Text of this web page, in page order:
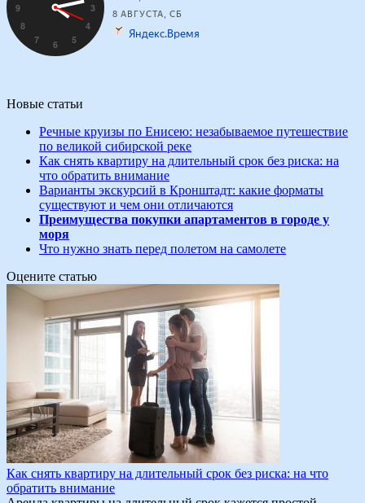
Новые статьи
Речные круизы по Енисею: незабываемое путешествие
по великой сибирской реке
Как снять квартиру на длительный срок без риска: на
что обратить внимание
Варианты экскурсий в Кронштадт: какие форматы
существуют и чем они отличаются
Преимущества покупки апартаментов в городе у
моря
Что нужно знать перед полетом на самолете
Оцените статью
Как снять квартиру на длительный срок без риска: на что
обратить внимание